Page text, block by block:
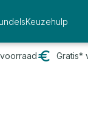
Keuzehulp
Gratis*